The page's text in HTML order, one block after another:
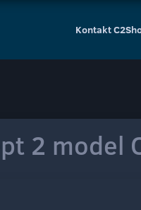
Kontakt
2 model